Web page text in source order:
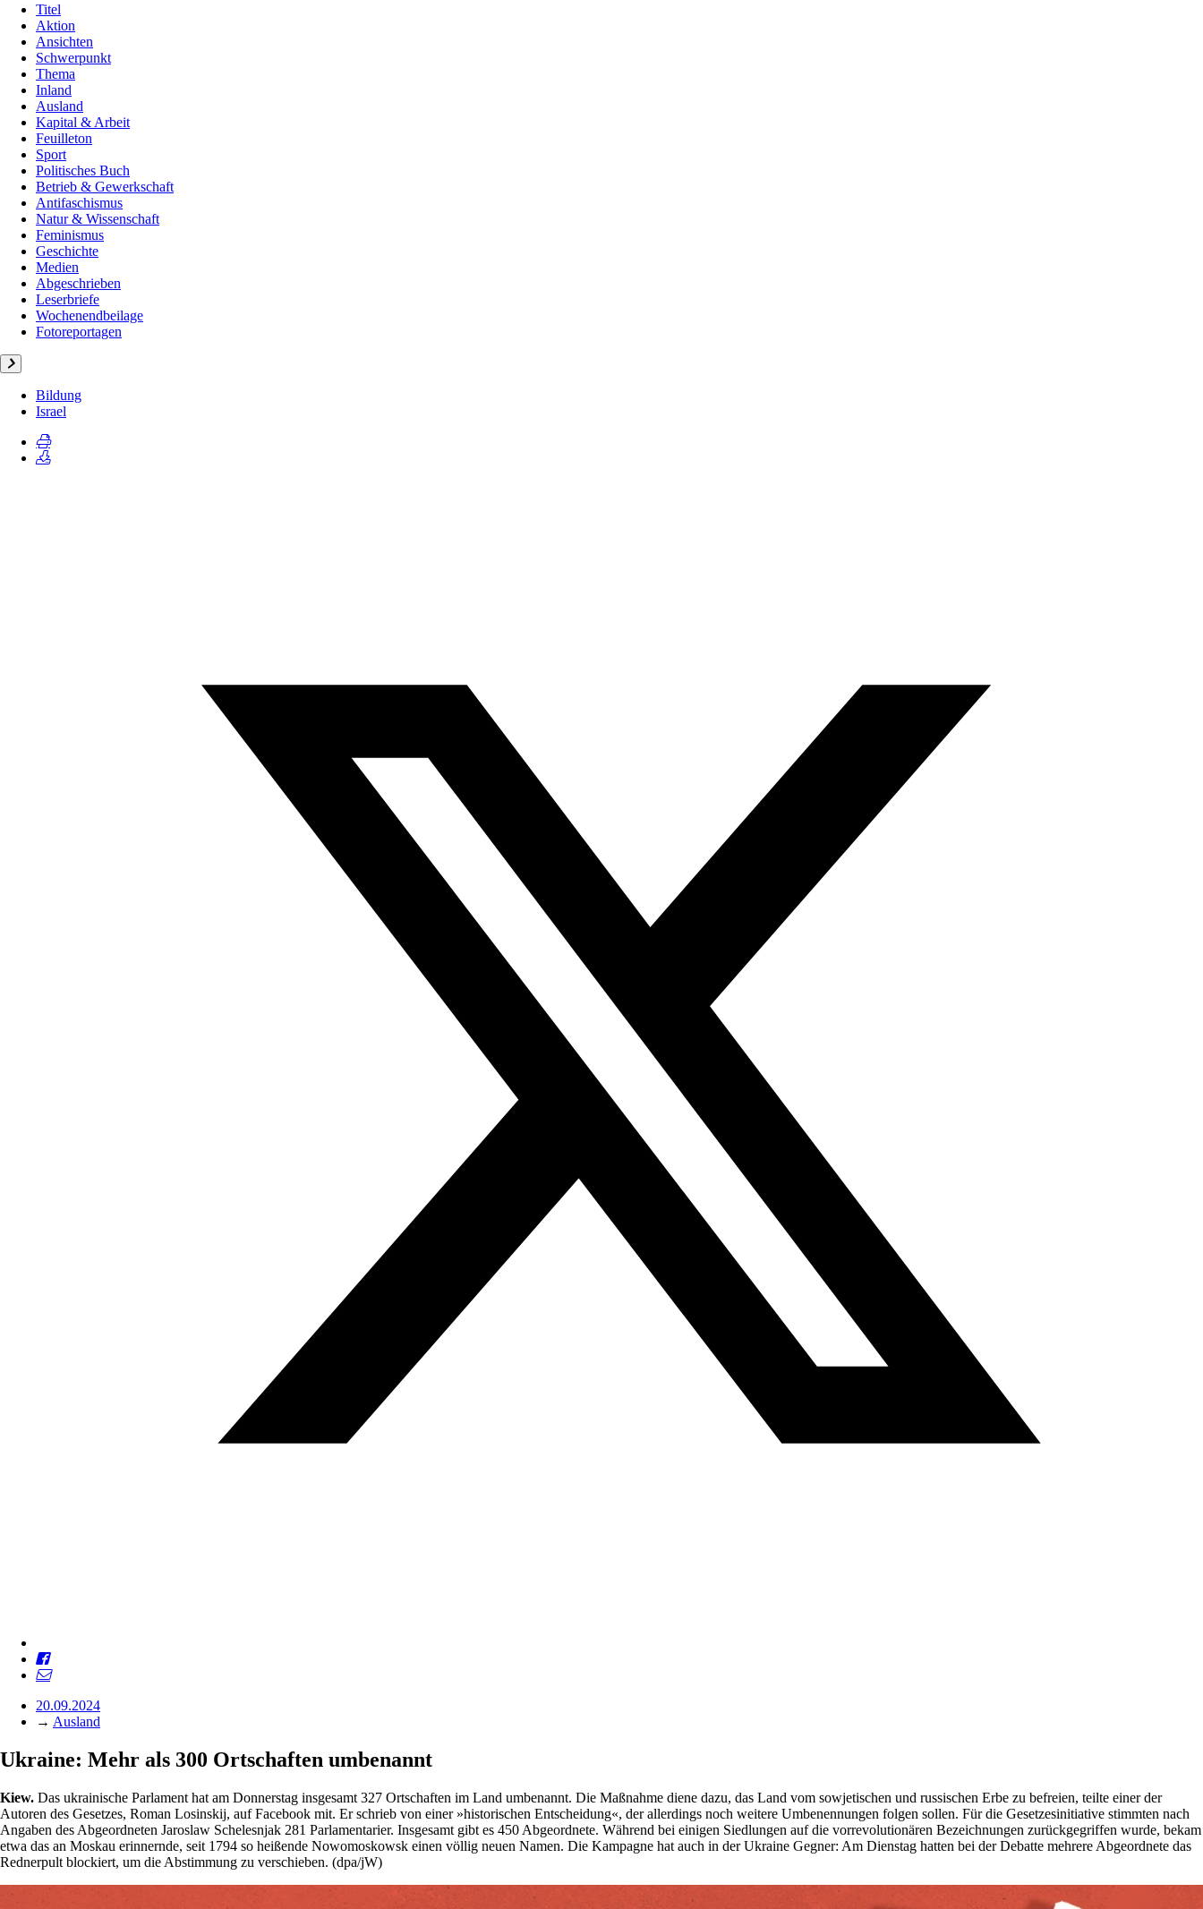
Titel
Aktion
Ansichten
Schwerpunkt
Thema
Inland
Ausland
Kapital & Arbeit
Feuilleton
Sport
Politisches Buch
Betrieb & Gewerkschaft
Antifaschismus
Natur & Wissenschaft
Feminismus
Geschichte
Medien
Abgeschrieben
Leserbriefe
Wochenendbeilage
Fotoreportagen
Bildung
Israel
20.09.2024
→ Ausland
Ukraine: Mehr als 300 Ortschaften umbenannt
Kiew. Das ukrainische Parlament hat am Donnerstag insgesamt 327 Ortschaften im Land umbenannt. Die Maßnahme diene dazu, das Land vom sowjetischen und russischen Erbe zu befreien, teilte einer der
Autoren des Gesetzes, Roman Losinskij, auf Facebook mit. Er schrieb von einer »historischen Entscheidung«, der allerdings noch weitere Umbenennungen folgen sollen. Für die Gesetzesinitiative stimmten nach
Angaben des Abgeordneten Jaroslaw Schelesnjak 281 Parlamentarier. Insgesamt gibt es 450 Abgeordnete. Während bei einigen Siedlungen auf die vorrevolutionären Bezeichnungen zurückgegriffen wurde, bekam
etwa das an Moskau erinnernde, seit 1794 so heißende Nowomoskowsk einen völlig neuen Namen. Die Kampagne hat auch in der Ukraine Gegner: Am Dienstag hatten bei der Debatte mehrere Abgeordnete das
Rednerpult blockiert, um die Abstimmung zu verschieben. (dpa/jW)